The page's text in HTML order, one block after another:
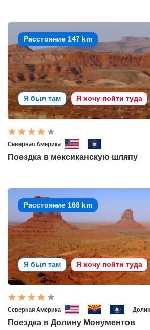
Расстояние 147 km
Я был там Я хочу пойти туда
Северная Америка
Поездка в мексиканскую шляпу
Расстояние 168 km
Я был там Я хочу пойти туда
Северная Америка
Поездка в Долину Монументов